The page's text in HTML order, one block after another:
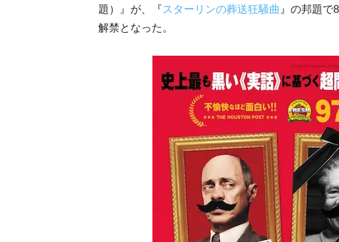
題）』が、『スターリンの葬送狂騒曲 』の邦題で
解禁となった。